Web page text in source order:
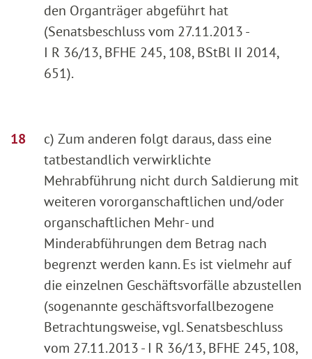
den Organträger abgeführt hat
(Senatsbeschluss vom 27.11.2013 -
I R 36/13, BFHE 245, 108, BStBl II 2014,
651).
c) Zum anderen folgt daraus, dass eine
tatbestandlich verwirklichte
Mehrabführung nicht durch Saldierung mit
weiteren vororganschaftlichen und/oder
organschaftlichen Mehr- und
Minderabführungen dem Betrag nach
begrenzt werden kann. Es ist vielmehr auf
die einzelnen Geschäftsvorfälle abzustellen
(sogenannte geschäftsvorfallbezogene
Betrachtungsweise, vgl. Senatsbeschluss
vom 27.11.2013 - I R 36/13, BFHE 245, 108,